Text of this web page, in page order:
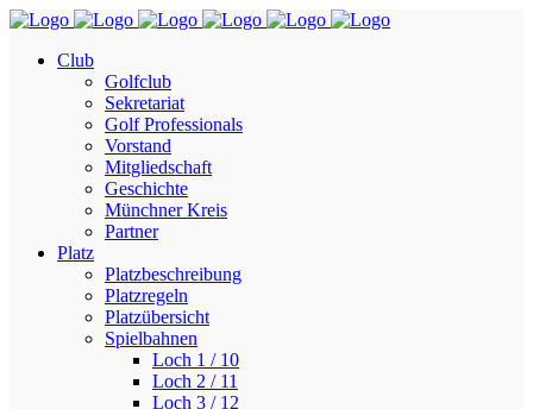
Club
Golfclub
Sekretariat
Golf Professionals
Vorstand
Mitgliedschaft
Geschichte
Münchner Kreis
Partner
Platz
Platzbeschreibung
Platzregeln
Platzübersicht
Spielbahnen
Loch 1 / 10
Loch 2 / 11
Loch 3 / 12